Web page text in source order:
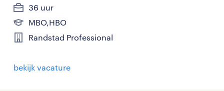
36 uur
MBO,HBO
Randstad Professional
bekijk vacature